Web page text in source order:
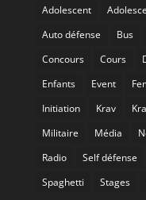
Adolescent
Auto défense
Bus
Concours
Cours
Enfants
Event
Initiation
Krav
Militaire
Média
Radio
Self défense
Spaghetti
Stages